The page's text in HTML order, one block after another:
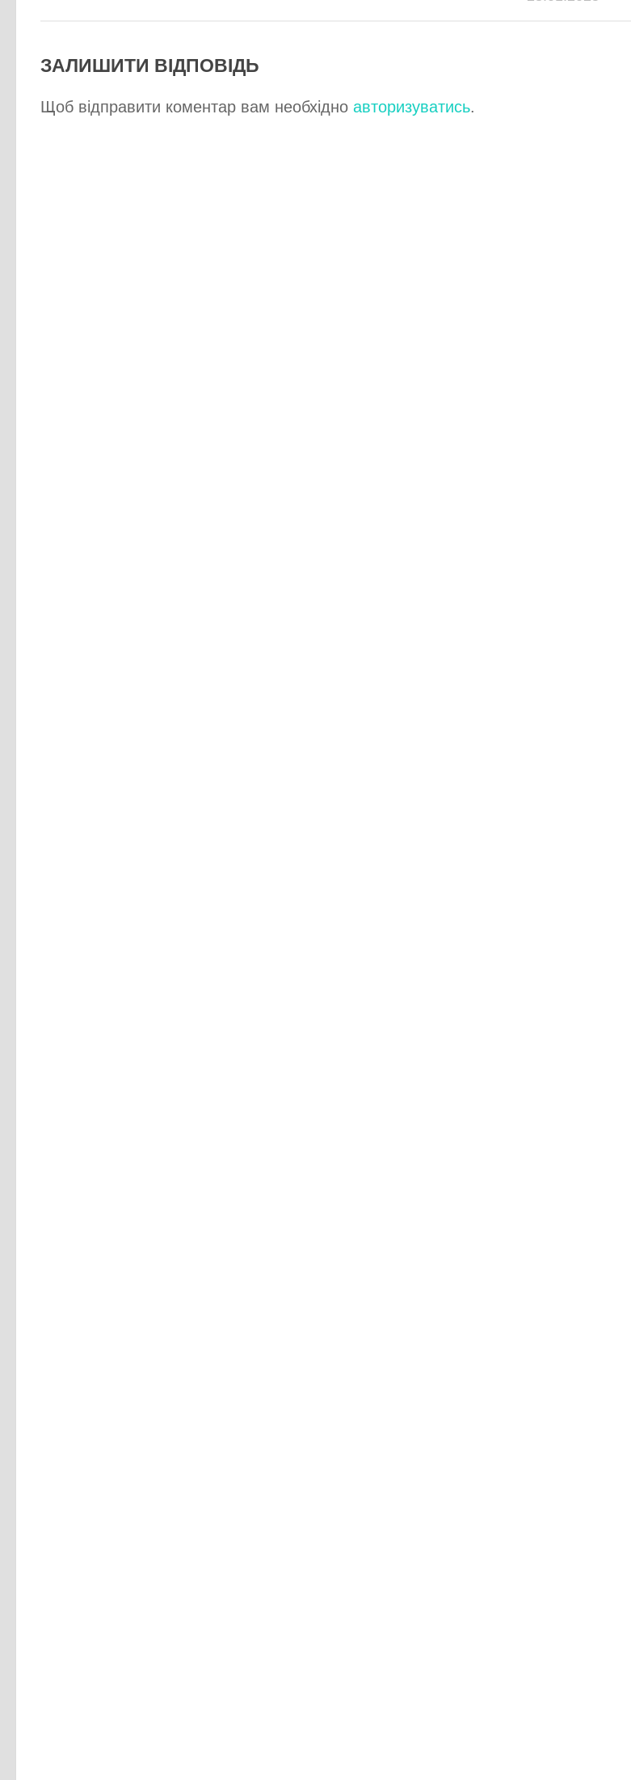
ЗАЛИШИТИ ВІДПОВІДЬ
Щоб відправити коментар вам необхідно авторизуватись.